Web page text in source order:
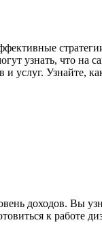
узнать, что на
Узнайте,
доходов. Вы
к работе